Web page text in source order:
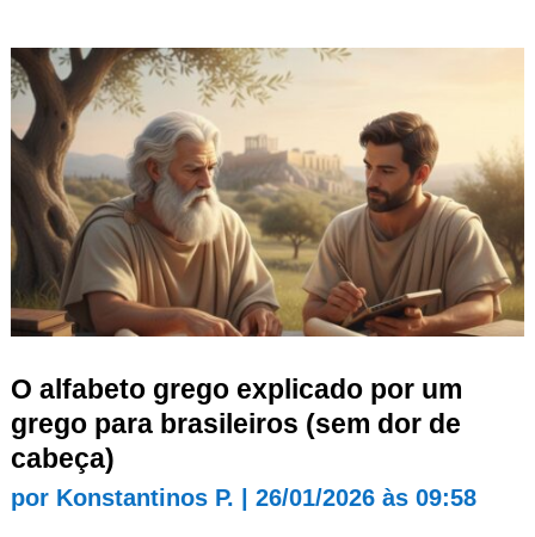
O alfabeto grego explicado por um
grego para brasileiros (sem dor de
cabeça)
por Konstantinos P. 26/01/2026 às 09:58